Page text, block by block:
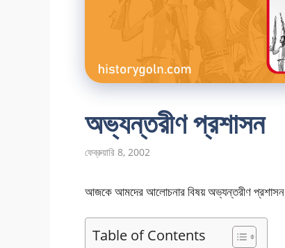
অভ্যন্তরীণ প্রশাসন
ফেব্রুয়ারি 8, 2002
আজকে আমদের আলোচনার বিষয় অভ্যন্তরীণ প্রশাসন
Table of Contents